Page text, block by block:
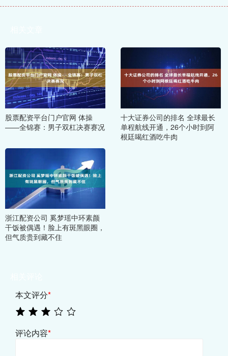
股票配资平台门户官网 体操
——全锦赛：男子双杠决赛赛况
十大证券公司的排名 全球最长
单程航线开通，26个小时到阿
根廷喝红酒吃牛肉
浙江配资公司 奚梦瑶中环素颜
干饭被偶遇！脸上有斑黑眼圈，
但气质贵到藏不住
本文评分*
评论内容*